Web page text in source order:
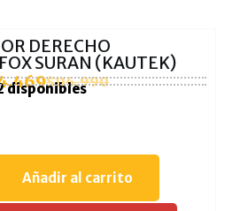
DERECHO
SURAN (KAUTEK)
$116.990
disponibles
Añadir al carrito